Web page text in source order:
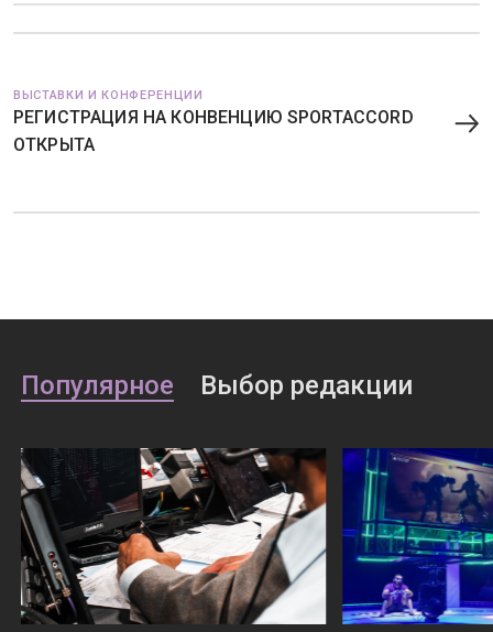
ВЫСТАВКИ И КОНФЕРЕНЦИИ
РЕГИСТРАЦИЯ НА КОНВЕНЦИЮ SPORTACCORD
ОТКРЫТА
Популярное Выбор редакции